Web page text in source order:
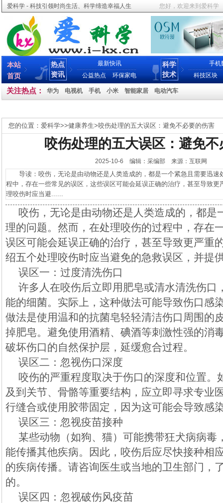
爱科学 - 科技引领时尚生活、科学缔造幸福人生 您好，欢迎来到爱科学
本站
首页
热点
资讯
最新快讯
公益热点
环保家电
科学
技术
手机
科技区块
关注热点： 华为 电视机 手机 小米 智能家居 电动汽车
您的位置： 爱科学>>健康养生>咬伤处理的五大误区：避免不必要的伤害
咬伤处理的五大误区：避免
2025-10-6 编辑：采编部 来源：互联网
导读：咬伤，无论是由动物还是人类造成的，都是一个紧急且需要迅速
程中，存在一些常见的误区，这些误区可能会延误正确的治疗，甚至导致
理咬伤时应当避......
咬伤，无论是由动物还是人类造成的，都是
理的问题。然而，在处理咬伤的过程中，存在
误区可能会延误正确的治疗，甚至导致更严重
绍五个处理咬伤时应当避免的急救误区，并提
误区一：过度清洗伤口
许多人在咬伤后立即用肥皂或清水清洗伤口
能的细菌。实际上，这种做法可能导致伤口感
做法是使用温和的抗菌皂轻轻清洁伤口周围的
掉肥皂。避免使用酒精、碘酒等刺激性强的消
破坏伤口的自然保护层，延缓愈合过程。
误区二：忽视伤口深度
咬伤的严重程度取决于伤口的深度和位置。
及到关节、骨骼等重要结构，应立即寻求专业
行缝合或使用胶带固定，因为这可能会导致感
误区三：忽视疫苗接种
某些动物（如狗、猫）可能携带狂犬病病毒
能传播其他疾病。因此，咬伤后应尽快接种相
的疾病传播。请咨询医生或当地的卫生部门，
的。
误区四：忽视破伤风疫苗